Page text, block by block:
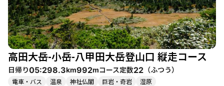
質や風の影響を受けやすく、アイゼンやスノーシューの準備が必
要です。登山中は風が強く、寒さを感じることもあるため、適切
な装備を整えることが重要です。 周辺には、谷地温泉や猿倉温泉
などの温泉施設があり、登山後の疲れを癒すのに最適です。特
に、谷地温泉は貸し切り状態になることもあり、ゆったりとした
時間を過ごせます。登山の後には、温泉でリフレッシュしなが
ら、自然の美しさを堪能することができるでしょう。 このコース
は、整備状況が良好でアクセスも便利ですが、人気が少ないた
高田大岳-小岳-八甲田大岳登山口 縦走コース
日帰り05:298.3km992mコース定数22 （ふつう）
電車・バス 温泉 神社仏閣 巨岩・奇岩 湿原